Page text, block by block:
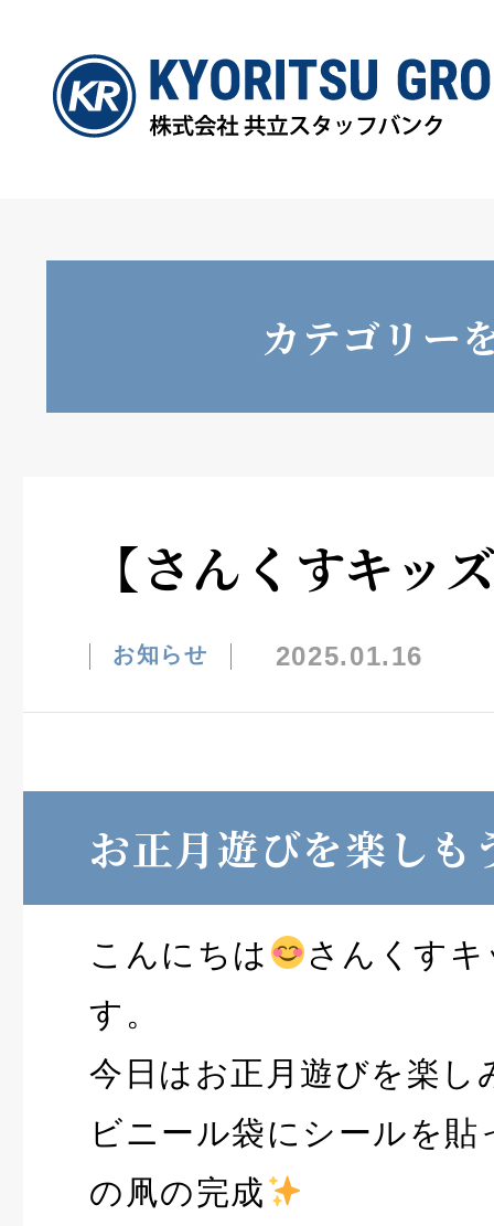
カテゴリー
【さんくすキッ
お知らせ 2025.01.16
お正月遊びを楽し
こんにちは
さんくす
す。
今日はお正月遊びを楽し
ビニール袋にシールを
の凧の完成